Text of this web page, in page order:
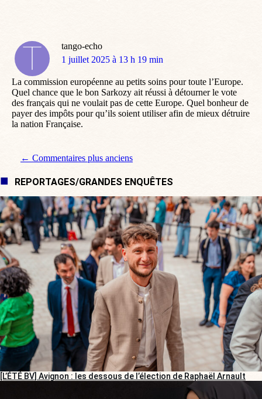
tango-echo
dit
1 juillet 2025 à 13 h 19 min
La commission européenne au petits soins pour toute l’Europe.
Quel chance que le bon Sarkozy ait réussi à détourner le vote
des français qui ne voulait pas de cette Europe. Quel bonheur de
payer des impôts pour qu’ils soient utiliser afin de mieux détruire
la nation Française.
Navigation de commentaire
← Commentaires plus anciens
REPORTAGES/GRANDES ENQUÊTES
[L’ÉTÉ BV] Avignon : les dessous de l’élection de Raphaël Arnault